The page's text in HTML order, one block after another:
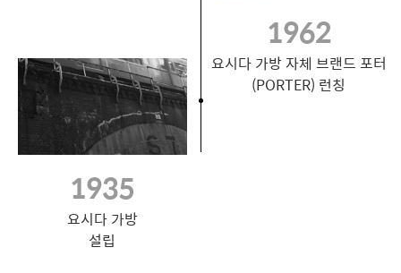
1935
요시다 가방
설립
1962
요시다 가방 자체 브랜드 포터
(PORTER) 런칭